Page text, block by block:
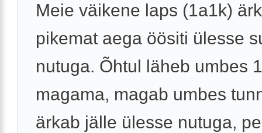
Meie väikene laps (1a1k)
pikemat aega öösiti ülesse
nutuga. Õhtul läheb umbes
magama, magab umbes
ärkab jälle ülesse nutuga,